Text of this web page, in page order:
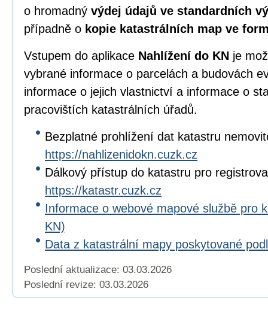
o hromadný výdej údajů ve standardních
případně o kopie katastrálních map ve
Vstupem do aplikace Nahlížení do KN je
vybrané informace o parcelách a budovách
informace o jejich vlastnictví a informace o
pracovištích katastrálních úřadů.
Bezplatné prohlížení dat katastru
https://nahlizenidokn.cuzk.cz
Dálkový přístup do katastru pro
https://katastr.cuzk.cz
Informace o webové mapové službě pro
KN)
Data z katastrální mapy poskytované
Poslední aktualizace: 03.03.2026
Poslední revize: 03.03.2026